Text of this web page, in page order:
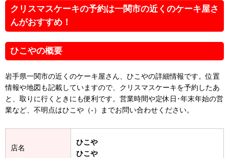
クリスマスケーキの予約は一関市の近くのケーキ屋さ
んがおすすめ！
ひこやの概要
岩手県一関市の近くのケーキ屋さん、ひこやの詳細情報です。位置
情報や地図も記載していますので、クリスマスケーキを予約したあ
と、取りに行くときにも便利です。営業時間や定休日･年末年始の営
業など、不明点はひこや（-）までお問い合わせください。
店名
ひこや
ひこや